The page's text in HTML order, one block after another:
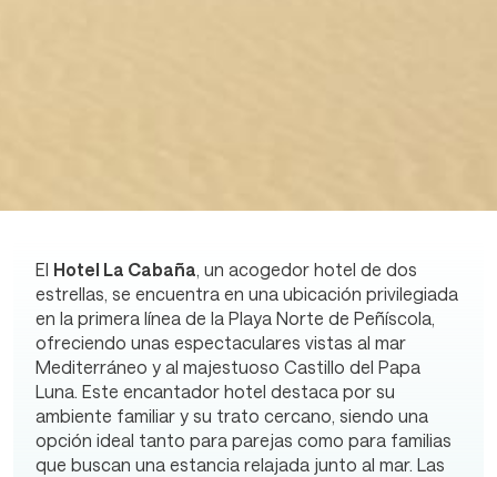
El Hotel La Cabaña, un acogedor hotel de dos
estrellas, se encuentra en una ubicación privilegiada
en la primera línea de la Playa Norte de Peñíscola,
ofreciendo unas espectaculares vistas al mar
Mediterráneo y al majestuoso Castillo del Papa
Luna. Este encantador hotel destaca por su
ambiente familiar y su trato cercano, siendo una
opción ideal tanto para parejas como para familias
que buscan una estancia relajada junto al mar. Las